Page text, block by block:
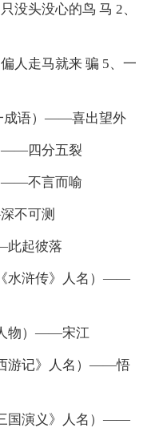
没头没心的鸟 马 2、
人走马就来 骗 5、一
成语）——喜出望外
——四分五裂
——不言而喻
不可测
此起彼落
水浒传》人名）——
物）——宋江
游记》人名）——悟
国演义》人名）——